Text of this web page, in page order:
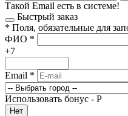
Такой Email есть в системе!
Быстрый заказ
* Поля, обязательные для
ФИО *
+7
Email *
Использовать бонус - Р
Нет